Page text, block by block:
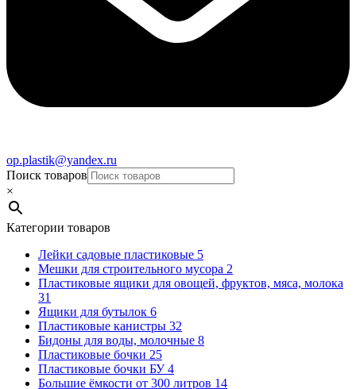
op.plastik@yandex.ru
Поиск товаров
×
Категории товаров
Лейки садовые пластиковые 5
Мешки для строительного мусора 2
Пластиковые ящики для овощей, фруктов, мяса, молока
31
Ящики для бутылок 6
Пластиковые канистры 32
Бидоны для воды, молочные 8
Пластиковые бочки 25
Пластиковые бочки БУ4
Большие ёмкости от 300 литров 14